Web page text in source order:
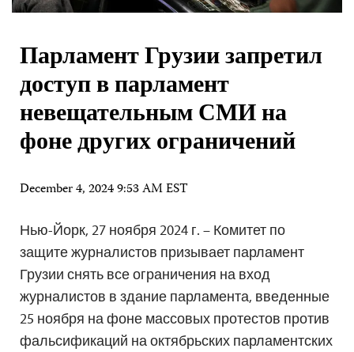
Парламент Грузии запретил
доступ в парламент
невещательным СМИ на
фоне других ограничений
December 4, 2024 9:53 AM EST
Нью-Йорк, 27 ноября 2024 г. – Комитет по
защите журналистов призывает парламент
Грузии снять все ограничения на вход
журналистов в здание парламента, введенные
25 ноября на фоне массовых протестов против
фальсификаций на октябрьских парламентских